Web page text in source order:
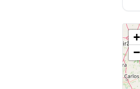
+
−